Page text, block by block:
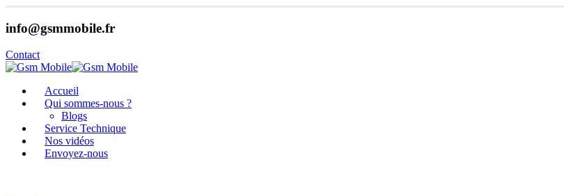
info@gsmmobile.fr
Contact
Accueil
Qui sommes-nous ?
Blogs
Service Technique
Nos vidéos
Envoyez-nous